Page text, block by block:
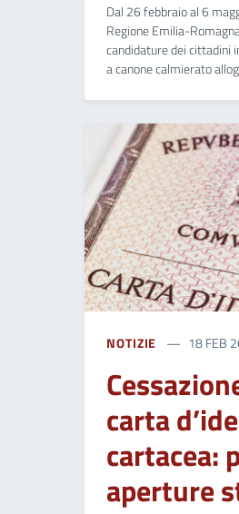
Dal 26 febbraio al 6
Regione Emilia-
candidature dei
a canone calmierato
NOTIZIE 18 FEB
carta
cartacea:
aperture